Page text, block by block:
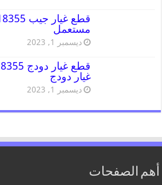
مستعمل
ديسمبر 1, 2023
غيار دودج
ديسمبر 1, 2023
أهم الصفحات